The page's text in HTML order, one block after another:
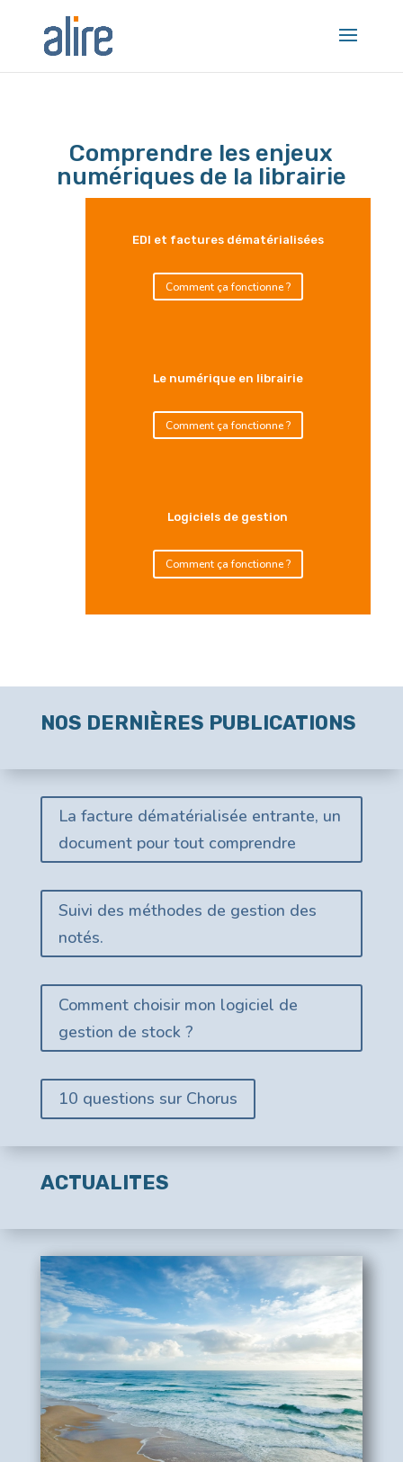
Comprendre les enjeux
numériques de la librairie
EDI et factures dématérialisées
Comment ça fonctionne ?
Le numérique en librairie
Comment ça fonctionne ?
Logiciels de gestion
Comment ça fonctionne ?
NOS DERNIÈRES PUBLICATIONS
La facture dématérialisée entrante, un
document pour tout comprendre
Suivi des méthodes de gestion des
notés.
Comment choisir mon logiciel de
gestion de stock ?
10 questions sur Chorus
ACTUALITES